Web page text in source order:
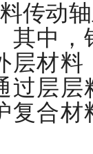
动轴
其中
层材
过层
复合